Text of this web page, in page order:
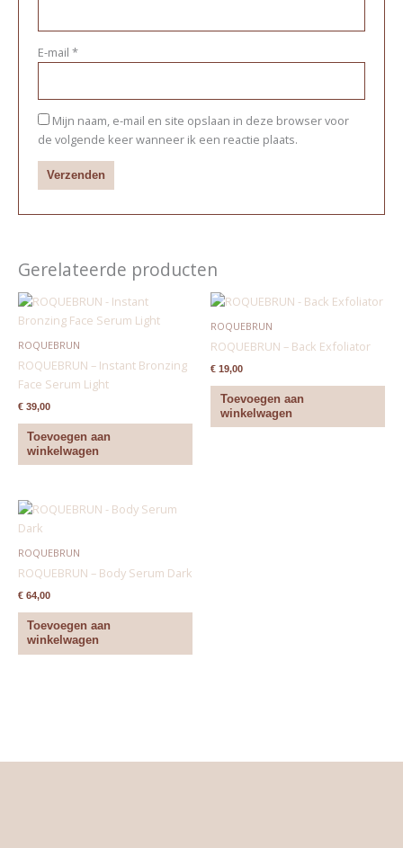
E-mail *
Mijn naam, e-mail en site opslaan in deze browser voor
de volgende keer wanneer ik een reactie plaats.
Gerelateerde producten
ROQUEBRUN
ROQUEBRUN – Instant Bronzing
Face Serum Light
€39,00
Toevoegen aan
winkelwagen
ROQUEBRUN
ROQUEBRUN – Back Exfoliator
€ 19,00
Toevoegen aan
winkelwagen
ROQUEBRUN
ROQUEBRUN – Body Serum Dark
€64,00
Toevoegen aan
winkelwagen